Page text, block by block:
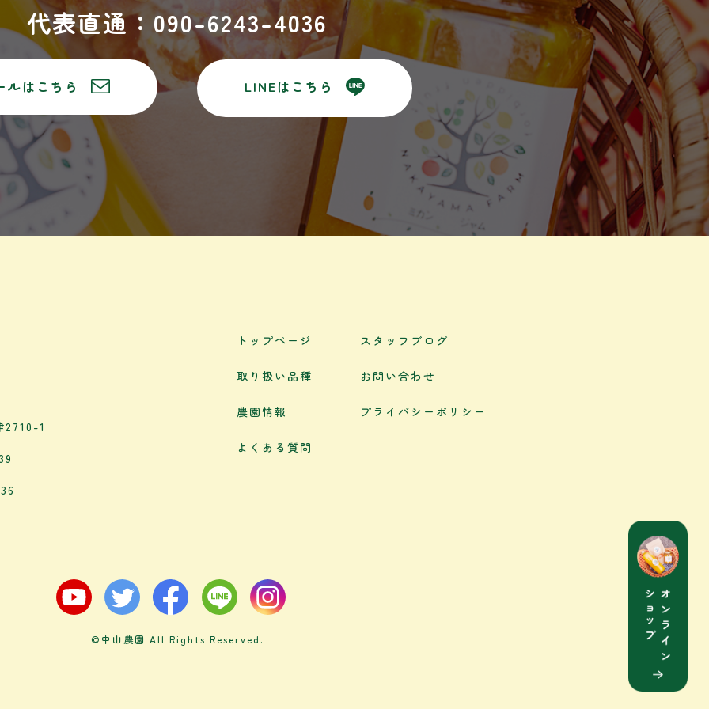
代表直通：090-6243-4036
ルはこちら LINEはこちら
2710-1
トップページ
取り扱い品種
農園情報
よくある質問
スタッフブログ
お問い合わせ
プライバシーポリシー
©中山農園 All Rights Reserved.